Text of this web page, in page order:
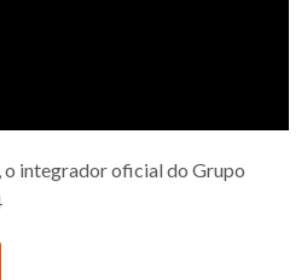
integrador oficial do Grupo